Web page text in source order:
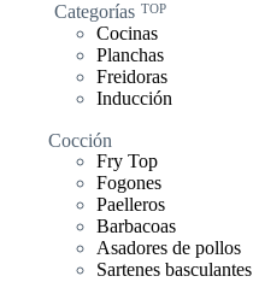
Categorías TOP
Cocinas
Planchas
Freidoras
Inducción
Cocción
Fry Top
Fogones
Paelleros
Barbacoas
Asadores de pollos
Sartenes basculantes